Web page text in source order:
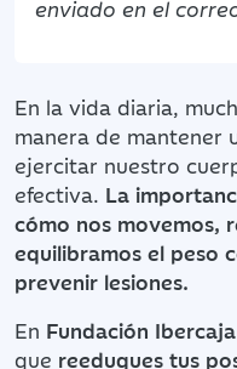
enviado en el
En la vida diaria,
manera de mantener
ejercitar nuestro
efectiva. La
cómo nos movemos,
equilibramos el peso
prevenir lesiones.
En Fundación
que reeduques tus